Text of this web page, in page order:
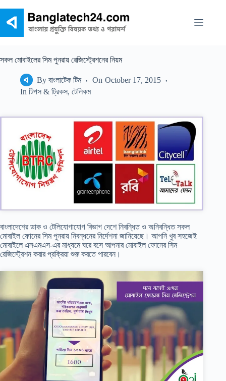
content
সকল মোবাইলের সিম পুনরায় রেজিস্ট্রেশনের নিয়ম
By বাংলাটেক টিম On October 17, 2015
In টিপস & ট্রিকস,টেলিকম
বাংলাদেশের ডাক ও টেলিযোগাযোগ বিভাগ দেশে নিবন্ধিত ও অনিবন্ধিত সকল
মোবাইল ফোনের সিম পুনরায় নিবন্ধনের নির্দেশনা জানিয়েছে। আপনি খুব সহজেই
মোবাইলে এসএমএস-এর মাধ্যমে ঘরে বসে আপনার মোবাইল ফোনের সিম
রেজিস্ট্রেশন করার প্রক্রিয়া শুরু করতে পারবেন।